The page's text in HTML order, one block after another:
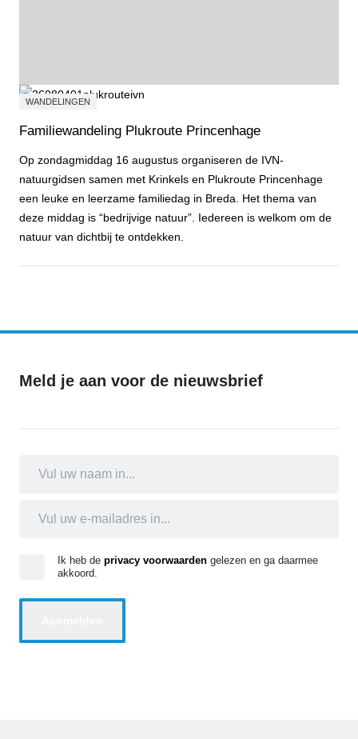
WANDELINGEN
Familiewandeling Plukroute Princenhage
Op zondagmiddag 16 augustus organiseren de IVN-
natuurgidsen samen met Krinkels en Plukroute Princenhage
een leuke en leerzame familiedag in Breda. Het thema van
deze middag is “bedrijvige natuur”. Iedereen is welkom om de
natuur van dichtbij te ontdekken.
Meld je aan voor de nieuwsbrief
Ik heb de privacy voorwaarden gelezen en ga daarmee
akkoord.